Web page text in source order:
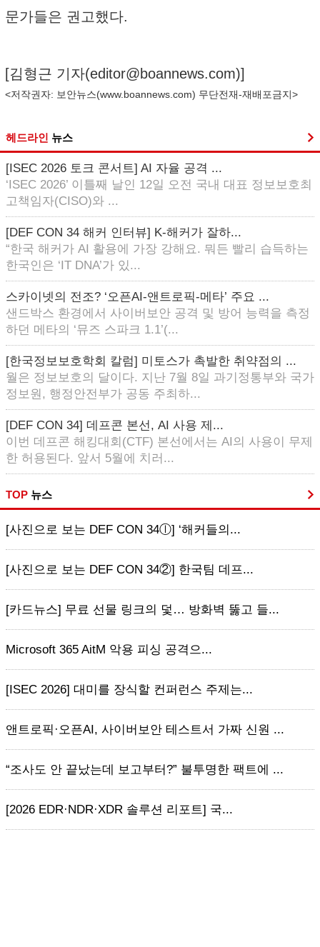
문가들은 권고했다.
[김형근 기자(editor@boannews.com)]
<저작권자: 보안뉴스(www.boannews.com) 무단전재-재배포금지>
헤드라인 뉴스
[ISEC 2026 토크 콘서트] AI 자율 공격 ...
‘ISEC 2026’ 이틀째 날인 12일 오전 국내 대표 정보보호최
고책임자(CISO)와 ...
[DEF CON 34 해커 인터뷰] K-해커가 잘하...
“한국 해커가 AI 활용에 가장 강해요. 뭐든 빨리 습득하는
한국인은 ‘IT DNA’가 있...
스카이넷의 전조? ‘오픈AI-앤트로픽-메타’ 주요 ...
샌드박스 환경에서 사이버보안 공격 및 방어 능력을 측정
하던 메타의 ‘뮤즈 스파크 1.1’(...
[한국정보보호학회 칼럼] 미토스가 촉발한 취약점의 ...
월은 정보보호의 달이다. 지난 7월 8일 과기정통부와 국가
정보원, 행정안전부가 공동 주최하...
[DEF CON 34] 데프콘 본선, AI 사용 제...
이번 데프콘 해킹대회(CTF) 본선에서는 AI의 사용이 무제
한 허용된다. 앞서 5월에 치러...
TOP 뉴스
[사진으로 보는 DEF CON 34ⓛ] ‘해커들의...
[사진으로 보는 DEF CON 34②] 한국팀 데프...
[카드뉴스] 무료 선물 링크의 덫… 방화벽 뚫고 들...
Microsoft 365 AitM 악용 피싱 공격으...
[ISEC 2026] 대미를 장식할 컨퍼런스 주제는...
앤트로픽·오픈AI, 사이버보안 테스트서 가짜 신원 ...
“조사도 안 끝났는데 보고부터?” 불투명한 팩트에 ...
[2026 EDR·NDR·XDR 솔루션 리포트] 국...